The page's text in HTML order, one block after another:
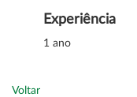
Experiência
1 ano
Voltar